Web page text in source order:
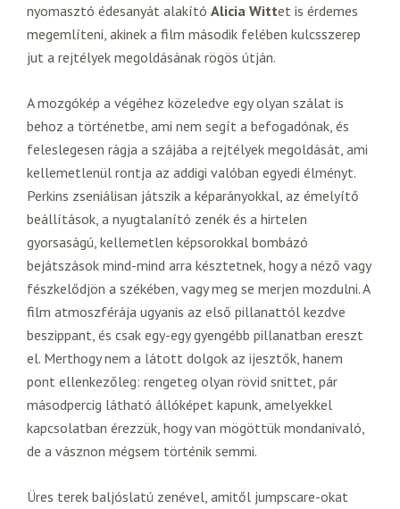
nyomasztó édesanyát alakító Alicia Wittet is érdemes
megemlíteni, akinek a film második felében kulcsszerep
jut a rejtélyek megoldásának rögös útján.
A mozgókép a végéhez közeledve egy olyan szálat is
behoz a történetbe, ami nem segít a befogadónak, és
feleslegesen rágja a szájába a rejtélyek megoldását, ami
kellemetlenül rontja az addigi valóban egyedi élményt.
Perkins zseniálisan játszik a képarányokkal, az émelyítő
beállítások, a nyugtalanító zenék és a hirtelen
gyorsaságú, kellemetlen képsorokkal bombázó
bejátszások mind-mind arra késztetnek, hogy a néző vagy
fészkelődjön a székében, vagy meg se merjen mozdulni. A
film atmoszférája ugyanis az első pillanattól kezdve
beszippant, és csak egy-egy gyengébb pillanatban ereszt
el. Merthogy nem a látott dolgok az ijesztők, hanem
pont ellenkezőleg: rengeteg olyan rövid snittet, pár
másodpercig látható állóképet kapunk, amelyekkel
kapcsolatban érezzük, hogy van mögöttük mondanivaló,
de a vásznon mégsem történik semmi.
Üres terek baljóslatú zenével, amitől jumpscare-okat